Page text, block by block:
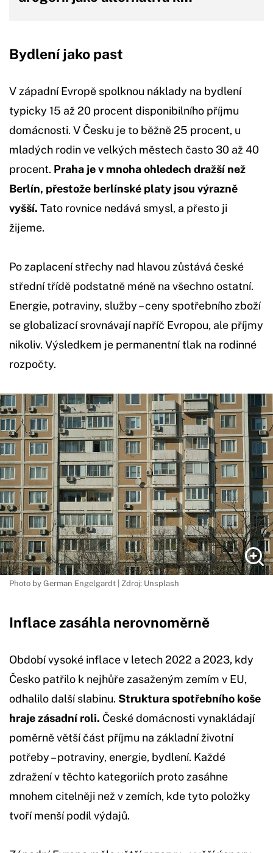
Bydlení jako past
V západní Evropě spolknou náklady na bydlení
typicky 15 až 20 procent disponibilního příjmu
domácnosti. V Česku je to běžně 25 procent, u
mladých rodin ve velkých městech často 30 až 40
procent. Praha je v mnoha ohledech dražší než
Berlín, přestože berlínské platy jsou výrazně
vyšší. Tato rovnice nedává smysl, a přesto ji
žijeme.
Po zaplacení střechy nad hlavou zůstává české
střední třídě podstatně méně na všechno ostatní.
Energie, potraviny, služby – ceny spotřebního zboží
se globalizací srovnávají napříč Evropou, ale příjmy
nikoliv. Výsledkem je permanentní tlak na rodinné
rozpočty.
Photo by German Engelgardt | Zdroj: Unsplash
Inflace zasáhla nerovnoměrně
Období vysoké inflace v letech 2022 a 2023, kdy
Česko patřilo k nejhůře zasaženým zemím v EU,
odhalilo další slabinu. Struktura spotřebního koše
hraje zásadní roli. České domácnosti vynakládají
poměrně větší část příjmu na základní životní
potřeby – potraviny, energie, bydlení. Každé
zdražení v těchto kategoriích proto zasáhne
mnohem citelněji než v zemích, kde tyto položky
tvoří menší podíl výdajů.